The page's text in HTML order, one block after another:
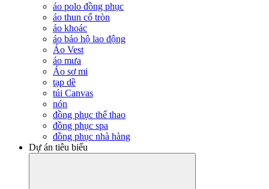
áo polo đồng phục
áo thun cổ tròn
áo khoác
áo bảo hộ lao động
Áo Vest
áo mưa
Áo sơ mi
tạp dề
túi Canvas
nón
đồng phục thể thao
đồng phục spa
đồng phục nhà hàng
Dự án tiêu biểu